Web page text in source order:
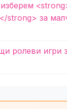
strong> за
ролеви игри